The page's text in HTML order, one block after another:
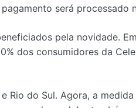
será processado
pela novidade.
dos consumidores da
Rio do Sul. Agora, a